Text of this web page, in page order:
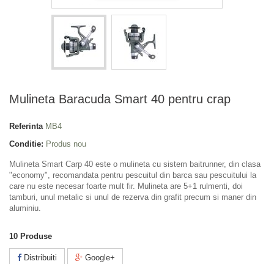
Mulineta Baracuda Smart 40 pentru crap
Referinta MB4
Conditie: Produs nou
Mulineta Smart Carp 40 este o mulineta cu sistem baitrunner, din clasa
"economy", recomandata pentru pescuitul din barca sau pescuitului la
care nu este necesar foarte mult fir. Mulineta are 5+1 rulmenti, doi
tamburi, unul metalic si unul de rezerva din grafit precum si maner din
aluminiu.
10 Produse
Distribuiti Google+